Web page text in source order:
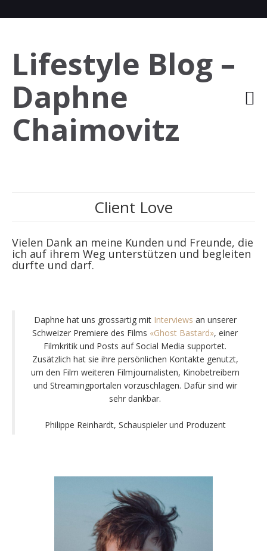
Lifestyle Blog –
Daphne
Chaimovitz
Client Love
Vielen Dank an meine Kunden und Freunde, die
ich auf ihrem Weg unterstützen und begleiten
durfte und darf.
Daphne hat uns grossartig mit Interviews an unserer
Schweizer Premiere des Films «Ghost Bastard», einer
Filmkritik und Posts auf Social Media supportet.
Zusätzlich hat sie ihre persönlichen Kontakte genutzt,
um den Film weiteren Filmjournalisten, Kinobetreibern
und Streamingportalen vorzuschlagen. Dafür sind wir
sehr dankbar.
Philippe Reinhardt, Schauspieler und Produzent